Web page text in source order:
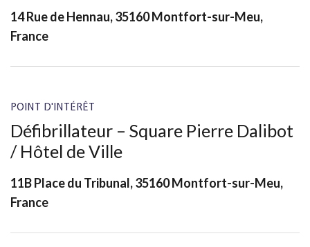
14 Rue de Hennau, 35160 Montfort-sur-Meu,
France
POINT D'INTÉRÊT
Défibrillateur – Square Pierre Dalibot
/ Hôtel de Ville
11B Place du Tribunal, 35160 Montfort-sur-Meu,
France